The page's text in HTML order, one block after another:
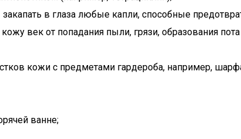
в глаза любые капли, способные
век от попадания пыли, грязи, образования
кожи с предметами гардероба, например,
ванне;